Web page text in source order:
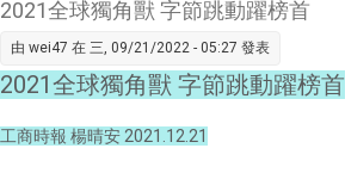
2021全球獨角獸 字節跳動躍榜首
由 wei47 在 三, 09/21/2022 - 05:27 發表
2021全球獨角獸 字節跳動躍榜首
工商時報 楊晴安 2021.12.21